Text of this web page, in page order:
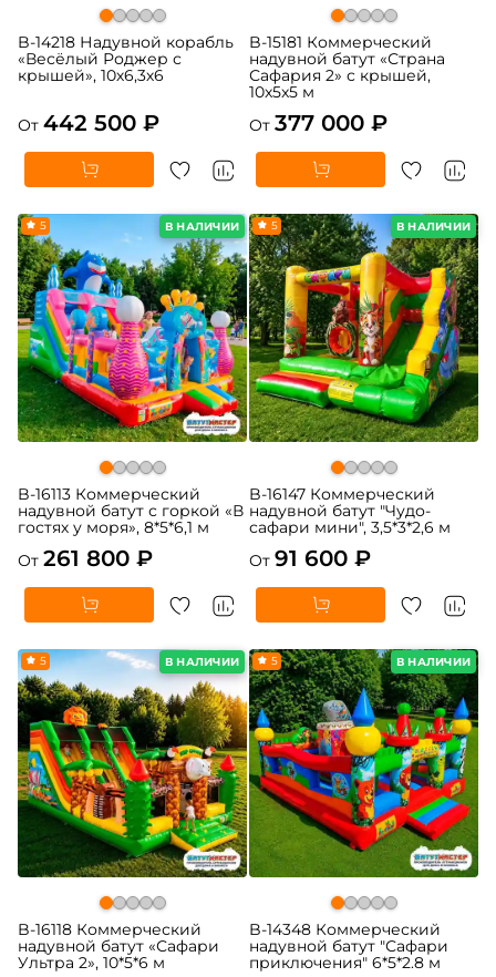
B-14218 Надувной корабль
«Весёлый Роджер с
крышей», 10х6,3х6
От 442 500 ₽
B-15181 Коммерческий
надувной батут «Страна
Сафария 2» с крышей,
10x5x5 м
От 377 000 ₽
В НАЛИЧИИ
5
B-16113 Коммерческий
надувной батут с горкой «В
гостях у моря», 8*5*6,1 м
От 261 800 ₽
В НАЛИЧИИ
5
B-16147 Коммерческий
надувной батут "Чудо-
сафари мини", 3,5*3*2,6 м
От 91 600 ₽
В НАЛИЧИИ
5
B-16118 Коммерческий
надувной батут «Сафари
Ультра 2», 10*5*6 м
В НАЛИЧИИ
5
B-14348 Коммерческий
надувной батут "Сафари
приключения" 6*5*2.8 м